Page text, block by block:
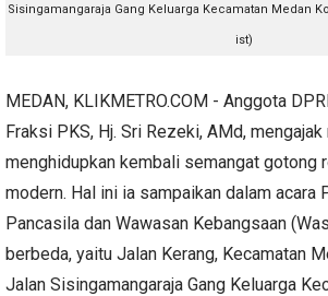
Sisingamangaraja Gang Keluarga Kecamatan Medan
ist)
MEDAN, KLIKMETRO.COM - Anggota
Fraksi PKS, Hj. Sri Rezeki, AMd,
menghidupkan kembali semangat gotong
modern. Hal ini ia sampaikan dalam acara
Pancasila dan Wawasan Kebangsaan
berbeda, yaitu Jalan Kerang, Kecamatan
Jalan Sisingamangaraja Gang Keluarga